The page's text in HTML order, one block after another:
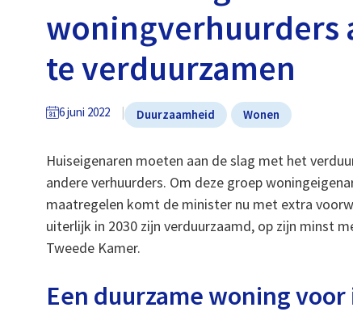
woningverhuurders
te verduurzamen
6 juni 2022 Duurzaamheid Wonen
Huiseigenaren moeten aan de slag met het
andere verhuurders. Om deze groep
maatregelen komt de minister nu met extra
uiterlijk in 2030 zijn verduurzaamd, op zijn minst
Tweede Kamer.
Een duurzame woning